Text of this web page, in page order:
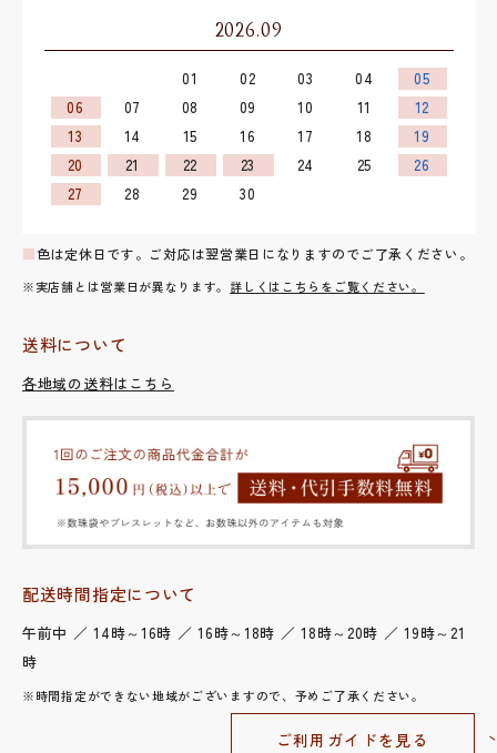
2026.09
01 02 03 04
05
06
07 08 09 10 11
12
13
14 15 16 17 18
19
20
21 22 23 24 25
26
27
28 29 30
■色は定休日です。ご対応は翌営業日になりますのでご了承ください。
※実店舗とは営業日が異なります。 詳しくはこちらをご覧ください。
送料について
各地域の送料はこちら
配送時間指定について
午前中 ／ 14時～16時 ／ 16時～18時 ／ 18時～20時 ／ 19時～21
時
※時間指定ができない地域がございますので、予めご了承ください。
ご利用ガイドを見る